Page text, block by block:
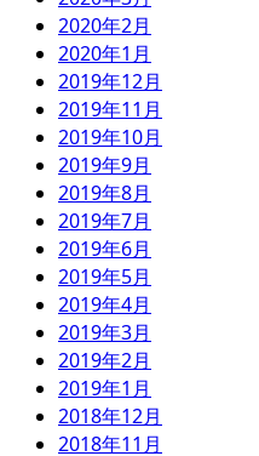
2020年2月
2020年1月
2019年12月
2019年11月
2019年10月
2019年9月
2019年8月
2019年7月
2019年6月
2019年5月
2019年4月
2019年3月
2019年2月
2019年1月
2018年12月
2018年11月